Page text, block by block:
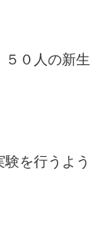
５０人の新生
を行うよう